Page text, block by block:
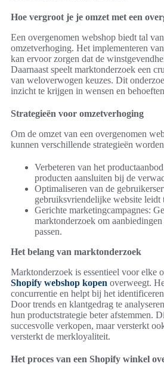
Hoe vergroot je je omzet met een
Een overgenomen webshop biedt tal
omzetverhoging. Het implementeren
kan ervoor zorgen dat de
Daarnaast speelt marktonderzoek een
van weloverwogen keuzes. Dit
inzicht te krijgen in wensen en
Strategieën voor omzetverhoging
Om de omzet van een overgenomen
kunnen verschillende strategieën
Verbeteren van het
producten aansluiten bij de
Optimaliseren van de
gebruiksvriendelijke website leidt
Gerichte marketingcampagnes:
marktonderzoek om aanbiedingen
passen.
Het belang van marktonderzoek
Marktonderzoek is essentieel voor elke
Shopify webshop kopen overweegt.
concurrentie en helpt bij het
Door trends en klantgedrag te
hun productstrategie beter afstemmen.
succesvolle verkopen, maar versterkt
versterkt de merkloyaliteit.
Het proces van een Shopify winkel